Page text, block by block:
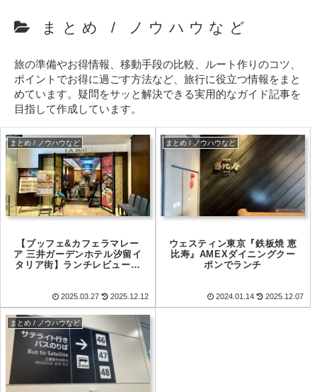
まとめ / ノウハウなど
旅の準備やお得情報、移動手段の比較、ルート作りのコツ、
ポイントでお得に過ごす方法など、旅行に役立つ情報をまと
めています。疑問をサッと解決できる実用的なガイド記事を
目指して作成しています。
まとめ / ノウハウなど
【ブッフェ&カフェラマレー
ア 三井ガーデンホテル汐留イ
タリア街】ランチレビュー｜
2025.03.27 2025.12.12
まとめ / ノウハウなど
ウェスティン東京『鉄板焼 恵
比寿』AMEXダイニングクー
ポンでランチ
2024.01.14 2025.12.07
まとめ / ノウハウなど